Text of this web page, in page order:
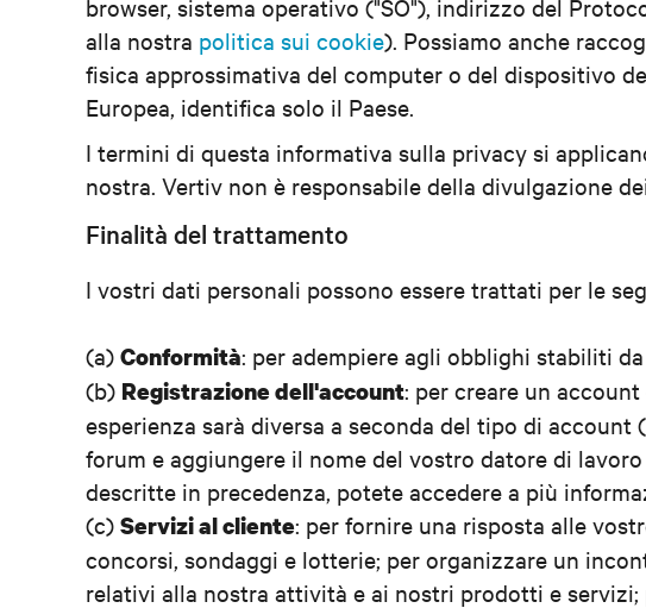
browser, sistema operativo ("SO"), indirizzo del
alla nostra politica sui cookie). Possiamo anche
fisica approssimativa del computer o del dispositivo
Europea, identifica solo il Paese.
I termini di questa informativa sulla privacy si
nostra. Vertiv non è responsabile della divulgazione
Finalità del trattamento
I vostri dati personali possono essere trattati per le
(a) Conformità: per adempiere agli obblighi stabiliti
(b) Registrazione dell'account: per creare un
esperienza sarà diversa a seconda del tipo di
forum e aggiungere il nome del vostro datore di
descritte in precedenza, potete accedere a più
(c) Servizi al cliente: per fornire una risposta alle
concorsi, sondaggi e lotterie; per organizzare un
relativi alla nostra attività e ai nostri prodotti e